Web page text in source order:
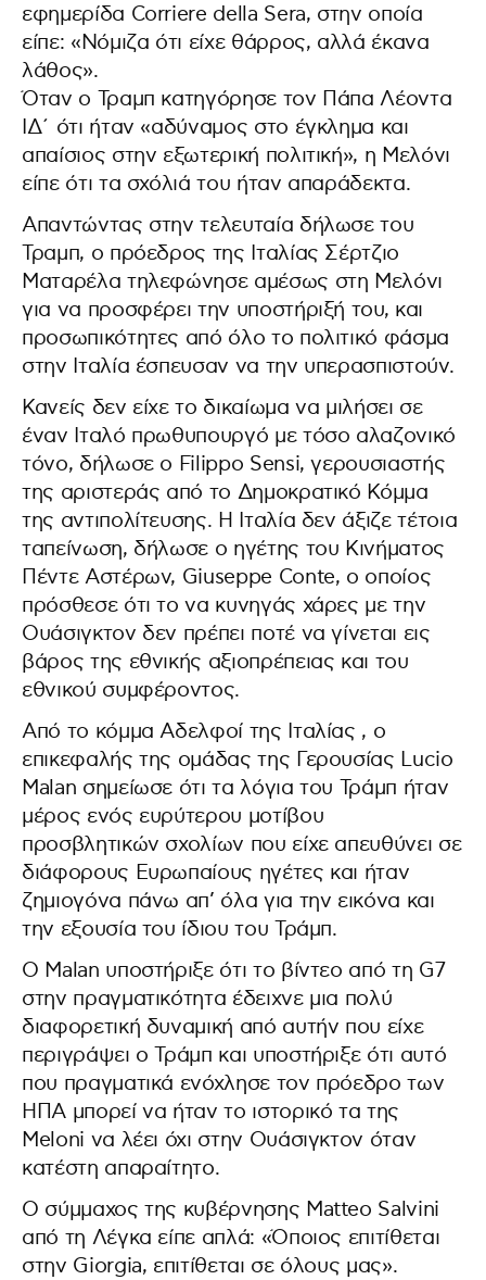
εφημερίδα Corriere della Sera, στην οποία
είπε: «Νόμιζα ότι είχε θάρρος, αλλά έκανα
λάθος».
Όταν ο Τραμπ κατηγόρησε τον Πάπα Λέοντα
ΙΔ΄ ότι ήταν «αδύναμος στο έγκλημα και
απαίσιος στην εξωτερική πολιτική», η Μελόνι
είπε ότι τα σχόλιά του ήταν απαράδεκτα.
Απαντώντας στην τελευταία δήλωσε του
Τραμπ, ο πρόεδρος της Ιταλίας Σέρτζιο
Ματαρέλα τηλεφώνησε αμέσως στη Μελόνι
για να προσφέρει την υποστήριξή του, και
προσωπικότητες από όλο το πολιτικό φάσμα
στην Ιταλία έσπευσαν να την υπερασπιστούν.
Κανείς δεν είχε το δικαίωμα να μιλήσει σε
έναν Ιταλό πρωθυπουργό με τόσο αλαζονικό
τόνο, δήλωσε ο Filippo Sensi, γερουσιαστής
της αριστεράς από το Δημοκρατικό Κόμμα
της αντιπολίτευσης. Η Ιταλία δεν άξιζε τέτοια
ταπείνωση, δήλωσε ο ηγέτης του Κινήματος
Πέντε Αστέρων, Giuseppe Conte, ο οποίος
πρόσθεσε ότι το να κυνηγάς χάρες με την
Ουάσιγκτον δεν πρέπει ποτέ να γίνεται εις
βάρος της εθνικής αξιοπρέπειας και του
εθνικού συμφέροντος.
Από το κόμμα Αδελφοί της Ιταλίας , ο
επικεφαλής της ομάδας της Γερουσίας Lucio
Malan σημείωσε ότι τα λόγια του Τράμπ ήταν
μέρος ενός ευρύτερου μοτίβου
προσβλητικών σχολίων που είχε απευθύνει σε
διάφορους Ευρωπαίους ηγέτες και ήταν
ζημιογόνα πάνω απ’ όλα για την εικόνα και
την εξουσία του ίδιου του Τράμπ.
Ο Malan υποστήριξε ότι το βίντεο από τη G7
στην πραγματικότητα έδειχνε μια πολύ
διαφορετική δυναμική από αυτήν που είχε
περιγράψει ο Τράμπ και υποστήριξε ότι αυτό
που πραγματικά ενόχλησε τον πρόεδρο των
ΗΠΑ μπορεί να ήταν το ιστορικό τα της
Meloni να λέει όχι στην Ουάσιγκτον όταν
κατέστη απαραίτητο.
Ο σύμμαχος της κυβέρνησης Matteo Salvini
από τη Λέγκα είπε απλά: «Όποιος επιτίθεται
στην Giorgia, επιτίθεται σε όλους μας».